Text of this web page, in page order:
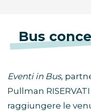
Bus
Eventi in Bus,
Pullman
raggiungere le